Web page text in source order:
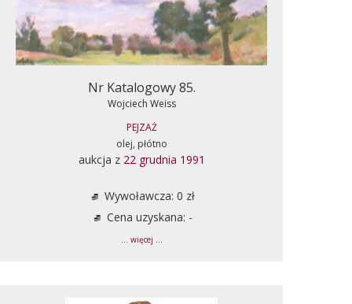
Nr Katalogowy 85.
Wojciech Weiss
PEJZAŻ
olej, płótno
aukcja z 22 grudnia 1991
Wywoławcza: 0 zł
Cena uzyskana: -
... więcej ...